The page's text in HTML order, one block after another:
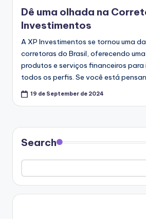
Dê uma olhada na
Investimentos
A XP Investimentos se tornou uma
corretoras do Brasil, oferecendo
produtos e serviços financeiros para
todos os perfis. Se você está
19 de September de 2024
Search